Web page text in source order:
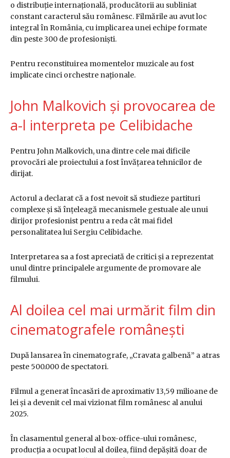
o distribuție internațională, producătorii au subliniat
constant caracterul său românesc. Filmările au avut loc
integral în România, cu implicarea unei echipe formate
din peste 300 de profesioniști.
Pentru reconstituirea momentelor muzicale au fost
implicate cinci orchestre naționale.
John Malkovich și provocarea de
a-l interpreta pe Celibidache
Pentru John Malkovich, una dintre cele mai dificile
provocări ale proiectului a fost învățarea tehnicilor de
dirijat.
Actorul a declarat că a fost nevoit să studieze partituri
complexe și să înțeleagă mecanismele gestuale ale unui
dirijor profesionist pentru a reda cât mai fidel
personalitatea lui Sergiu Celibidache.
Interpretarea sa a fost apreciată de critici și a reprezentat
unul dintre principalele argumente de promovare ale
filmului.
Al doilea cel mai urmărit film din
cinematografele românești
După lansarea în cinematografe, „Cravata galbenă” a atras
peste 500.000 de spectatori.
Filmul a generat încasări de aproximativ 13,59 milioane de
lei și a devenit cel mai vizionat film românesc al anului
2025.
În clasamentul general al box-office-ului românesc,
producția a ocupat locul al doilea, fiind depășită doar de